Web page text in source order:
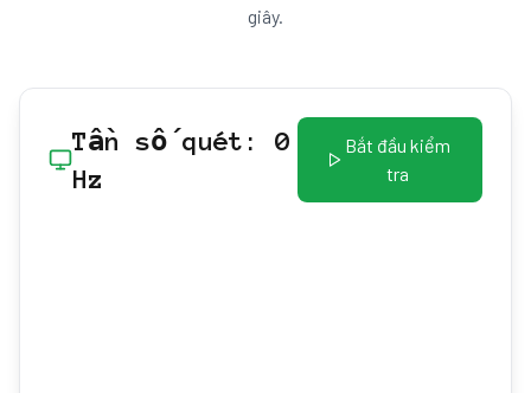
giây.
Tần số quét :0
Hz
Bắt đầu kiểm
tra